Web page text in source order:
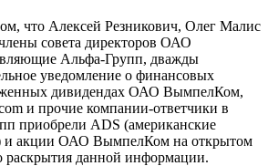
что Алексей Резникович, Олег Малис
совета директоров ОАО
Альфа-Групп, дважды
уведомление о финансовых
дивидендах ОАО ВымпелКом,
и прочие компании-ответчики в
приобрели ADS (американские
и акции ОАО ВымпелКом на открытом
раскрытия данной информации.